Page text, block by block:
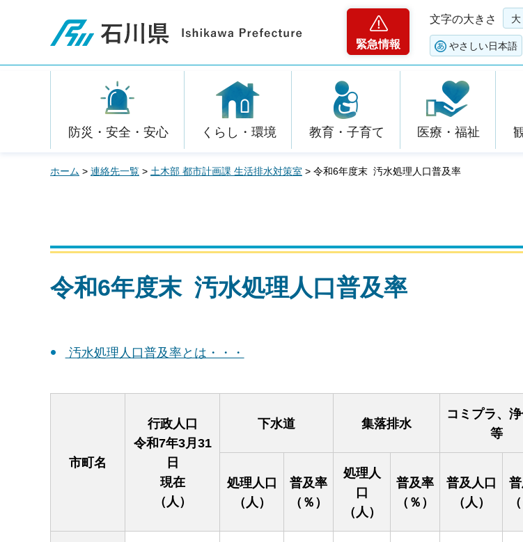
石川県
緊急情報
文字の大きさ 大
やさしい日本語
防災・安全・安心 くらし・環境 教育・子育て 医療・福祉
ホーム > 連絡先一覧 > 土木部 都市計画課 生活排水対策室 > 令和6年度末 汚水処理人口普及率
令和6年度末 汚水処理人口普及率
汚水処理人口普及率とは・・・
市町名
行政人口
令和7年3月31
日
現在
（人）
下水道 集落排水
コミプラ、
等
処理人口
（人）
普及率
（％）
処理人
口
（人）
普及率
（％）
普及人口
（人）